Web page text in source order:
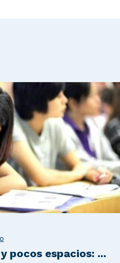
pocos espacios: ...